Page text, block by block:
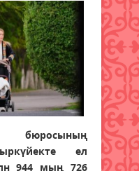
бюросының
ел
944 мың 726